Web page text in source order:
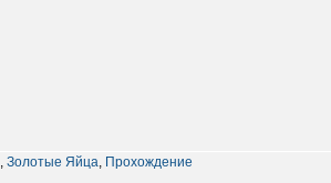
, Золотые Яйца, Прохождение